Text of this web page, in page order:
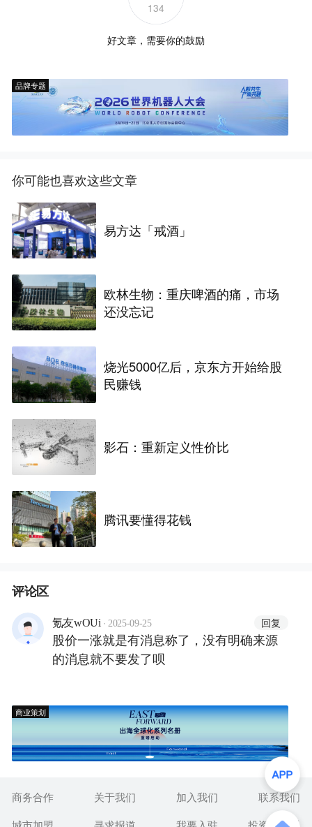
134
好文章，需要你的鼓励
品牌专题
你可能也喜欢这些文章
易方达「戒酒」
欧林生物：重庆啤酒的痛，市场
还没忘记
烧光5000亿后，京东方开始给股
民赚钱
影石：重新定义性价比
腾讯要懂得花钱
评论区
氪友wOUi · 2025-09-25 回复
股价一涨就是有消息称了，没有明确来源
的消息就不要发了呗
商业策划
商务合作 关于我们 加入我们
联系我们